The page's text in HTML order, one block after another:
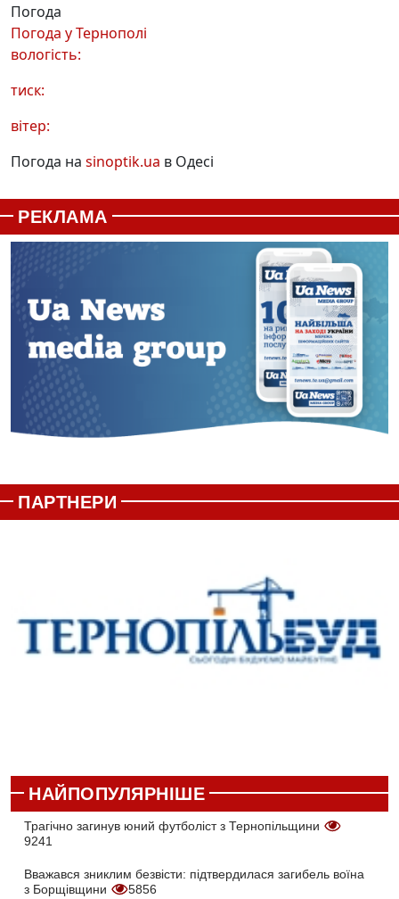
Погода
Погода уТернополі
вологість:
тиск:
вітер:
Погода на sinoptik.ua в Одесі
РЕКЛАМА
ПАРТНЕРИ
НАЙПОПУЛЯРНІШЕ
Трагічно загинув юний футболіст з Тернопільщини
9241
Вважався зниклим безвісти: підтвердилася загибель воїна
з Борщівщини
5856